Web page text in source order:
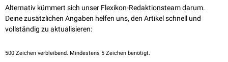
Alternativ kümmert sich unser Flexikon-Redaktionsteam darum.
Deine zusätzlichen Angaben helfen uns, den Artikel schnell und
vollständig zu aktualisieren:
500 Zeichen verbleibend. Mindestens 5 Zeichen benötigt.